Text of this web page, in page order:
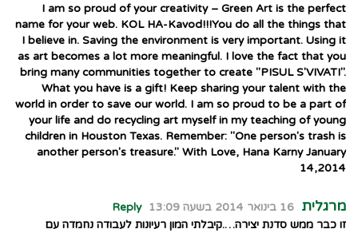
I am so proud of your creativity – Green Art is the perfect
name for your web. KOL HA-Kavod!!!You do all the things that
I believe in. Saving the environment is very important. Using it
as art becomes a lot more meaningful. I love the fact that you
bring many communities together to create "PISUL S'VIVATI".
What you have is a gift! Keep sharing your talent with the
world in order to save our world. I am so proud to be a part of
your life and do recycling art myself in my teaching of young
children in Houston Texas. Remember: "One person's trash is
another person's treasure." With Love, Hana Karny January
14,2014
מרגלית 16 בינואר 2014 בשעה 13:09
Reply
זו כבר ממש סדנת יצירה….קיבלתי המון רעיונות לעבודה נחמדה עם